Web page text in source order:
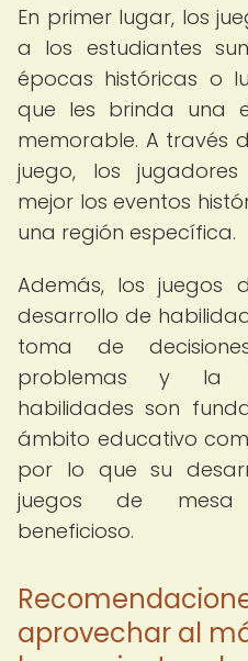
En primer lugar, los
a los estudiantes
épocas históricas o
que les brinda una
memorable. A través
juego, los
mejor los eventos
una región específica.
Además, los juegos
desarrollo de
toma de
problemas y la
habilidades son
ámbito educativo
por lo que su
juegos de mesa
beneficioso.
aprovechar al